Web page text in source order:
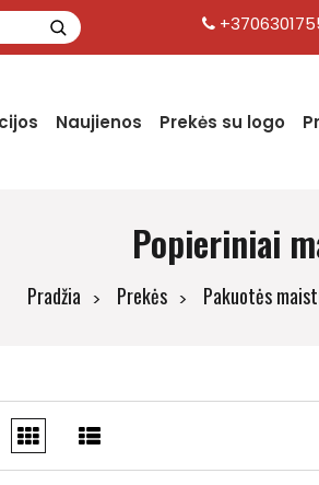
Naujienos Prekės su logo
Popieriniai
Pradžia Prekės Pakuotės